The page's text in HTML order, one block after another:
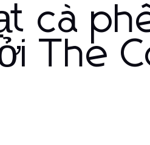
cà
The